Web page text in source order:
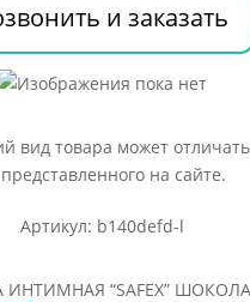
и заказать
вид товара может
на сайте.
Артикул: b140defd-l
ИНТИМНАЯ “SAFEX”